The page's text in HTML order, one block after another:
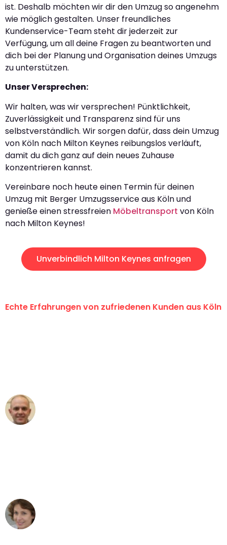
ist. Deshalb möchten wir dir den Umzug so angenehm
wie möglich gestalten. Unser freundliches
Kundenservice-Team steht dir jederzeit zur
Verfügung, um all deine Fragen zu beantworten und
dich bei der Planung und Organisation deines Umzugs
zu unterstützen.
Unser Versprechen:
Wir halten, was wir versprechen! Pünktlichkeit,
Zuverlässigkeit und Transparenz sind für uns
selbstverständlich. Wir sorgen dafür, dass dein Umzug
von Köln nach Milton Keynes reibungslos verläuft,
damit du dich ganz auf dein neues Zuhause
konzentrieren kannst.
Vereinbare noch heute einen Termin für deinen
Umzug mit Berger Umzugsservice aus Köln und
genieße einen stressfreien Möbeltransport von Köln
nach Milton Keynes!
Unverbindlich Milton Keynes anfragen
Echte Erfahrungen von zufriedenen Kunden aus Köln